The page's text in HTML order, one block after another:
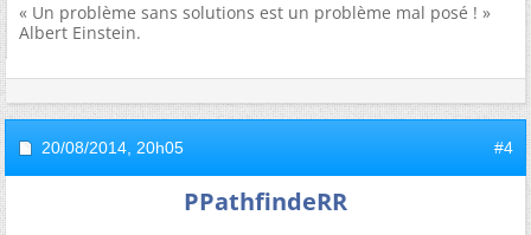
« Un problème sans solutions est un problème mal posé ! »
Albert Einstein.
20/08/2014, 20h05 #4
PPathfindeRR